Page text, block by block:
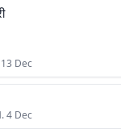
Dec
4 Dec